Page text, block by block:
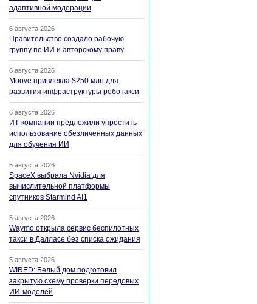
адаптивной модерации
6 августа 2026
Правительство создало рабочую
группу по ИИ и авторскому праву
6 августа 2026
Moove привлекла $250 млн для
развития инфраструктуры роботакси
6 августа 2026
ИТ-компании предложили упростить
использование обезличенных данных
для обучения ИИ
5 августа 2026
SpaceX выбрала Nvidia для
вычислительной платформы
спутников Starmind AI1
5 августа 2026
Waymo открыла сервис беспилотных
такси в Далласе без списка ожидания
5 августа 2026
WIRED: Белый дом подготовил
закрытую схему проверки передовых
ИИ-моделей